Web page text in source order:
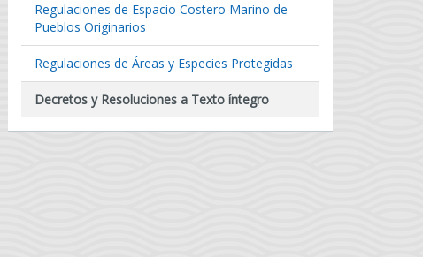
Regulaciones de Espacio Costero Marino de
Pueblos Originarios
Regulaciones de Áreas y Especies Protegidas
Decretos y Resoluciones a Texto íntegro